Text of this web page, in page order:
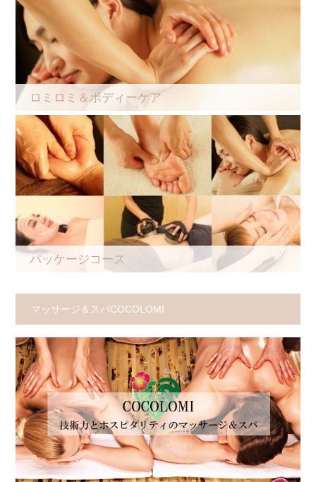
ロミロミ＆ボディーケア
パッケージコース
マッサージ＆スパCOCOLOMI